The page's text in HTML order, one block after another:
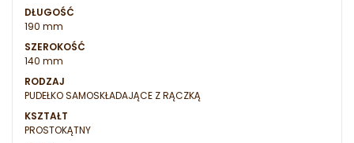
DŁUGOŚĆ
190 mm
SZEROKOŚĆ
140 mm
RODZAJ
PUDEŁKO SAMOSKŁADAJĄCE Z RĄCZKĄ
KSZTAŁT
PROSTOKĄTNY